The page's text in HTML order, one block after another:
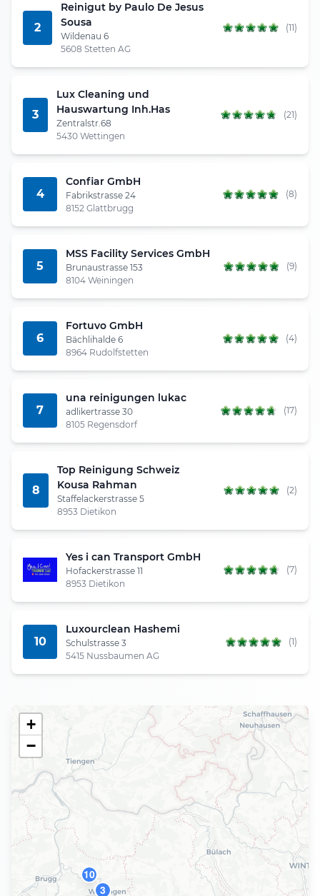
2
Reinigut by Paulo De Jesus
Sousa
Wildenau 6
5608 Stetten AG
(11)
3
Lux Cleaning und
Hauswartung Inh.Has
Zentralstr.68
5430 Wettingen
(21)
4
Confiar GmbH
Fabrikstrasse 24
8152 Glattbrugg
(8)
5
MSS Facility Services GmbH
Brunaustrasse 153
8104 Weiningen
(9)
6
Fortuvo GmbH
Bächlihalde 6
8964 Rudolfstetten
(4)
7
una reinigungen lukac
adlikertrasse 30
8105 Regensdorf
(17)
8
Top Reinigung Schweiz
Kousa Rahman
Staffelackerstrasse 5
8953 Dietikon
(2)
Yes i can Transport GmbH
Hofackerstrasse 11
8953 Dietikon
(7)
10
Luxourclean Hashemi
Schulstrasse 3
5415 Nussbaumen AG
(1)
3
10
+
−